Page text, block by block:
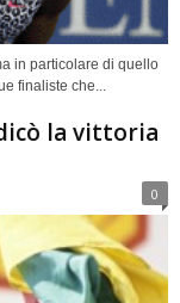
in particolare di quello
finaliste che...
la vittoria
0